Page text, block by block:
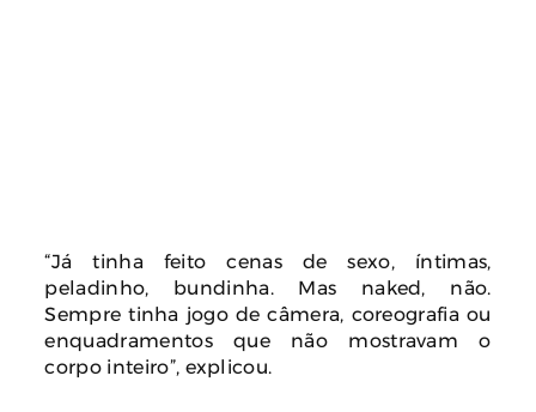
“Já tinha feito cenas de sexo, íntimas,
peladinho, bundinha. Mas naked, não.
Sempre tinha jogo de câmera, coreografia ou
enquadramentos que não mostravam o
corpo inteiro”, explicou.